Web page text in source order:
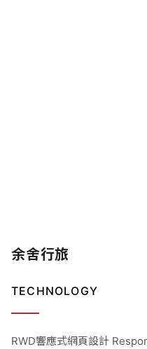
余舍行旅
TECHNOLOGY
RWD響應式網頁設計